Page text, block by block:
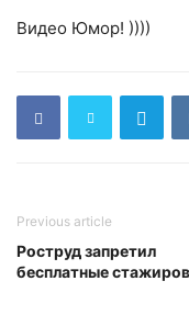
Видео Юмор! ))))
Previous article
Роструд запретил
бесплатные